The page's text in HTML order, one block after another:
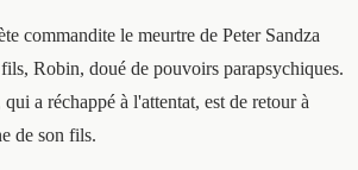
commandite le meurtre de Peter Sandza
Robin, doué de pouvoirs parapsychiques.
a réchappé à l'attentat, est de retour à
de son fils.